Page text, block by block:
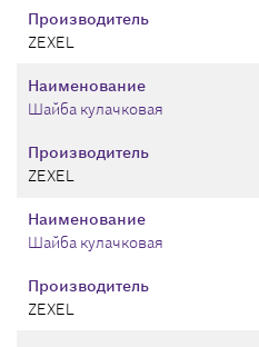
Производитель
ZEXEL
Производитель
ZEXEL
Наименование
Шайба кулачковая
Производитель
ZEXEL
Наименование
Шайба кулачковая